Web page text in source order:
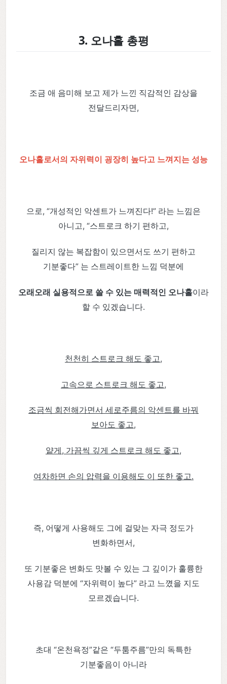
3. 오나홀 총평
조금 애 음미해 보고 제가 느낀 직감적인 감상을
전달드리자면,
오나홀로서의 자위력이 굉장히 높다고 느껴지는 성능
으로, “개성적인 악센트가 느껴진다!” 라는 느낌은
아니고, “스트로크 하기 편하고,
질리지 않는 복잡함이 있으면서도 쓰기 편하고
기분좋다” 는 스트레이트한 느낌 덕분에
오래오래 실용적으로 쓸 수 있는 매력적인 오나홀이라
할 수 있겠습니다.
천천히 스트로크 해도 좋고,
고속으로 스트로크 해도 좋고,
조금씩 회전해가면서 세로주름의 악센트를 바꿔
보아도 좋고,
얕게, 가끔씩 깊게 스트로크 해도 좋고,
여차하면 손의 압력을 이용해도 이 또한 좋고.
즉, 어떻게 사용해도 그에 걸맞는 자극 정도가
변화하면서,
또 기분좋은 변화도 맛볼 수 있는 그 깊이가 훌륭한
사용감 덕분에 “자위력이 높다” 라고 느꼈을 지도
모르겠습니다.
초대 “온천욕정”같은 “두툼주름”만의 독특한
기분좋음이 아니라